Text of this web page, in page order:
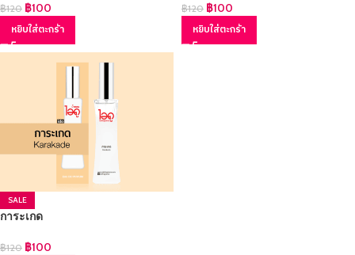
฿120 ฿100
หยิบใส่ตะกร้า
฿120 ฿100
หยิบใส่ตะกร้า
SALE
การะเกด
฿120 ฿100